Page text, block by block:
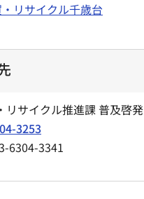
リサイクル千歳台
リサイクル推進課 普及啓発
3253
6304-3341